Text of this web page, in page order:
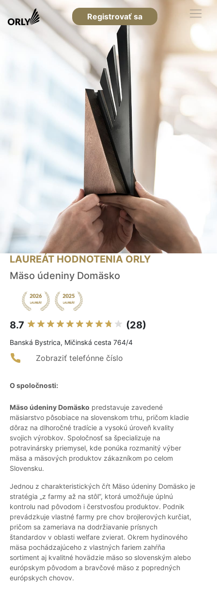
Registrovať sa
LAUREÁT HODNOTENIA ORLY
Mäso údeniny Domäsko
8.7 (28)
Banská Bystrica, Mičinská cesta 764/4
Zobraziť telefónne číslo
O spoločnosti:
Mäso údeniny Domäsko predstavuje zavedené
mäsiarstvo pôsobiace na slovenskom trhu, pričom kladie
dôraz na dlhoročné tradície a vysokú úroveň kvality
svojich výrobkov. Spoločnosť sa špecializuje na
potravinársky priemysel, kde ponúka rozmanitý výber
mäsa a mäsových produktov zákazníkom po celom
Slovensku.
Jednou z charakteristických čŕt Mäso údeniny Domäsko je
stratégia „z farmy až na stôl“, ktorá umožňuje úplnú
kontrolu nad pôvodom i čerstvosťou produktov. Podnik
prevádzkuje vlastné farmy pre chov brojlerových kurčiat,
pričom sa zameriava na dodržiavanie prísnych
štandardov v oblasti welfare zvierat. Okrem hydinového
mäsa pochádzajúceho z vlastných fariem zahŕňa
sortiment aj kvalitné hovädzie mäso so slovenským alebo
európskym pôvodom a bravčové mäso z popredných
európskych chovov.